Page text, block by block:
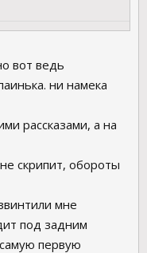
вот ведь
ни намека
рассказами, а на
скрипит, обороты
мне
под задним
первую